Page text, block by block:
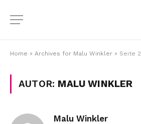
Home » Archives for Malu Winkler » Seite 2
AUTOR: MALU WINKLER
Malu Winkler